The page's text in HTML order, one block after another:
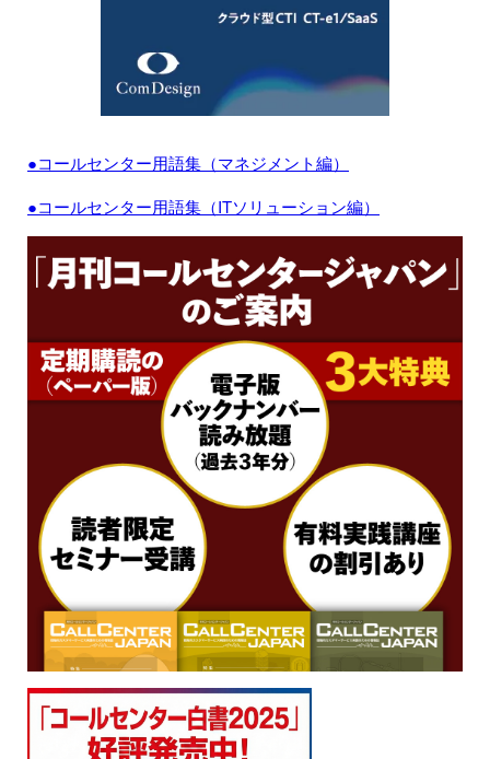
●コールセンター用語集（マネジメント編）
●コールセンター用語集（ITソリューション編）